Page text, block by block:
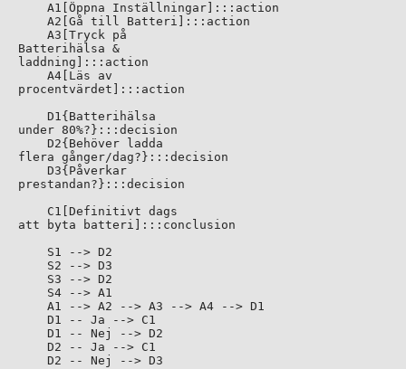
    A1[Öppna Inställningar]:::action
    A2[Gå till Batteri]:::action
    A3[Tryck på
Batterihälsa &
laddning]:::action
    A4[Läs av
procentvärdet]:::action
    D1{Batterihälsa
under 80%?}:::decision
    D2{Behöver ladda
flera gånger/dag?}:::decision
    D3{Påverkar
prestandan?}:::decision
    C1[Definitivt dags
att byta batteri]:::conclusion
    S1 --> D2
    S2 --> D3
    S3 --> D2
    S4 --> A1
    A1 --> A2 --> A3 --> A4 --> D1
    D1 -- Ja --> C1
    D1 -- Nej --> D2
    D2 -- Ja --> C1
    D2 -- Nej --> D3